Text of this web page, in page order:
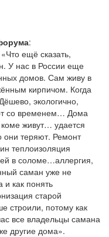
:
ещё сказать,
У нас в России еще
домов. Сам живу в
кирпичом. Когда
экологично,
со временем… Дома
живут… удается
они теряют. Ремонт
теплоизоляция
в соломе…аллергия,
саман уже не
как понять
старой
строили, потому как
все владельцы самана
другие дома».